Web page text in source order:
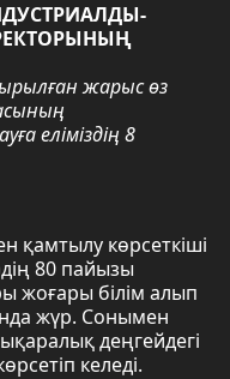
жарыс өз
еліміздің 8
қамтылу көрсеткіші
80 пайызы
жоғары білім алып
жүр. Сонымен
деңгейдегі
келеді.